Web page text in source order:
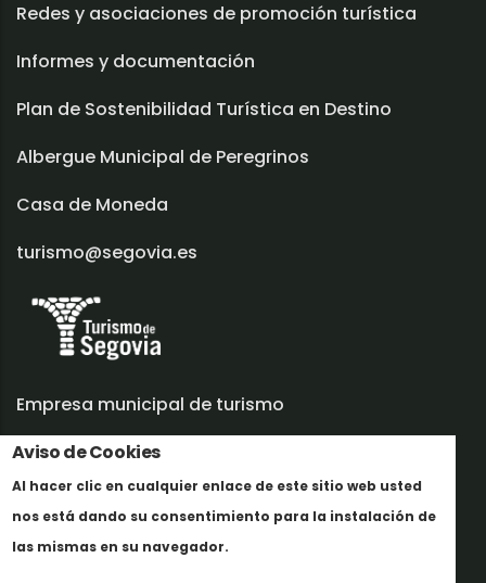
Aviso de Cookies
Al hacer clic en cualquier enlace de este sitio web usted
nos está dando su consentimiento para la instalación de
las mismas en su navegador.
Redes y asociaciones de promoción turística
Informes y documentación
Plan de Sostenibilidad Turística en Destino
Albergue Municipal de Peregrinos
Casa de Moneda
turismo@segovia.es
Empresa municipal de turismo
Trabaja con nosotros
Informes y documentación
Perfil del contratante